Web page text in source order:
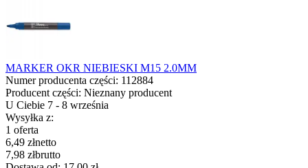
MARKER OKR NIEBIESKI M15 2.0MM
Numer producenta części: 112884
Producent części: Nieznany producent
U Ciebie 7 - 8 września
Wysyłka z:
1 oferta
6,49 złnetto
7,98 złbrutto